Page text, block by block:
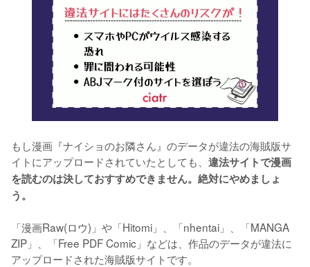
もし漫画『ナイショのお隣さん』のデータが違法の海賊版サ
イトにアップロードされていたとしても、 違法サイトで漫画
を読むのは決しておすすめできません。絶対にやめましょ
う。
「漫画Raw(ロウ)」や「Hitomi」、「nhentai」、「MANGA
ZIP」、「Free PDF Comic」などは、作品のデータが違法に
アップロードされた海賊版サイトです。